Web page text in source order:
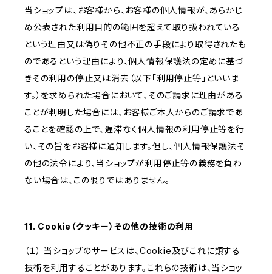
当ショップは、お客様から、お客様の個人情報が、あらかじ
め公表された利用目的の範囲を超えて取り扱われている
という理由又は偽りその他不正の手段により取得されたも
のであるという理由により、個人情報保護法の定めに基づ
きその利用の停止又は消去（以下「利用停止等」といいま
す。）を求められた場合において、そのご請求に理由がある
ことが判明した場合には、お客様ご本人からのご請求であ
ることを確認の上で、遅滞なく個人情報の利用停止等を行
い、その旨をお客様に通知します。但し、個人情報保護法そ
の他の法令により、当ショップが利用停止等の義務を負わ
ない場合は、この限りではありません。
11. Cookie（クッキー）その他の技術の利用
（１） 当ショップのサービスは、Cookie及びこれに類する
技術を利用することがあります。これらの技術は、当ショッ